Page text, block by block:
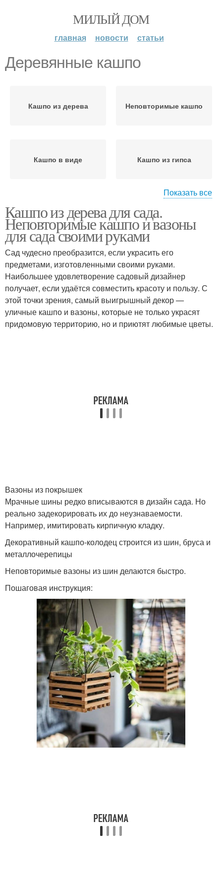
МИЛЫЙ ДОМ
главная новости статьи
Деревянные кашпо
Кашпо из дерева Неповторимые кашпо
Кашпо в виде Кашпо из гипса
Кашпо для сада Кашпо из остатков
Кашпо для цветов
Показать все
Кашпо из дерева для сада.
Неповторимые кашпо и вазоны
для сада своими руками
Сад чудесно преобразится, если украсить его
предметами, изготовленными своими руками.
Наибольшее удовлетворение садовый дизайнер
получает, если удаётся совместить красоту и пользу. С
этой точки зрения, самый выигрышный декор —
уличные кашпо и вазоны, которые не только украсят
придомовую территорию, но и приютят любимые цветы.
Вазоны из покрышек
Мрачные шины редко вписываются в дизайн сада. Но
реально задекорировать их до неузнаваемости.
Например, имитировать кирпичную кладку.
Декоративный кашпо-колодец строится из шин, бруса и
металлочерепицы
Неповторимые вазоны из шин делаются быстро.
Пошаговая инструкция: